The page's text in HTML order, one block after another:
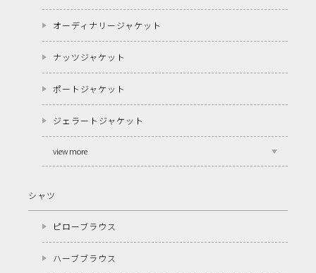
オーディナリージャケット
ナッツジャケット
ポートジャケット
ジェラートジャケット
view more
シャツ
ピローブラウス
ハーブブラウス